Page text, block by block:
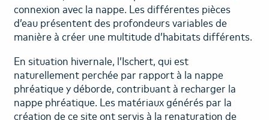
ACTUALITÉS
CONTACT
OUR COMPANY
RECRUTEMENT
connexion avec la nappe. Les différentes pièces
d’eau présentent des profondeurs variables de
manière à créer une multitude d’habitats différents.
En situation hivernale, l’Ischert, qui est
naturellement perchée par rapport à la nappe
phréatique y déborde, contribuant à recharger la
nappe phréatique. Les matériaux générés par la
création de ce site ont servis à la renaturation de